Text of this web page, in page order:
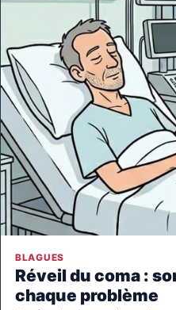
BLAGUES
Réveil du coma :
chaque problème